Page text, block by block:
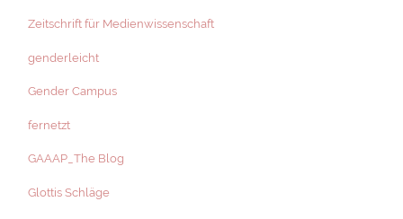
Zeitschrift für Medienwissenschaft
genderleicht
Gender Campus
fernetzt
GAAAP_The Blog
Glottis Schläge